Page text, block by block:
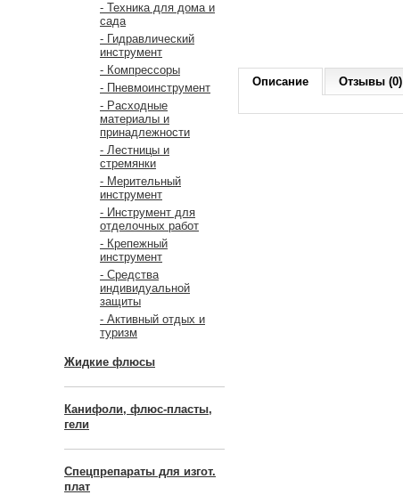
- Техника для дома и
сада
- Гидравлический
инструмент
- Компрессоры
- Пневмоинструмент
- Расходные
материалы и
принадлежности
- Лестницы и
стремянки
- Мерительный
инструмент
- Инструмент для
отделочных работ
- Крепежный
инструмент
- Средства
индивидуальной
защиты
- Активный отдых и
туризм
Жидкие флюсы
Канифоли, флюс-пласты,
гели
Спецпрепараты для изгот.
плат
Описание Отзывы (0)